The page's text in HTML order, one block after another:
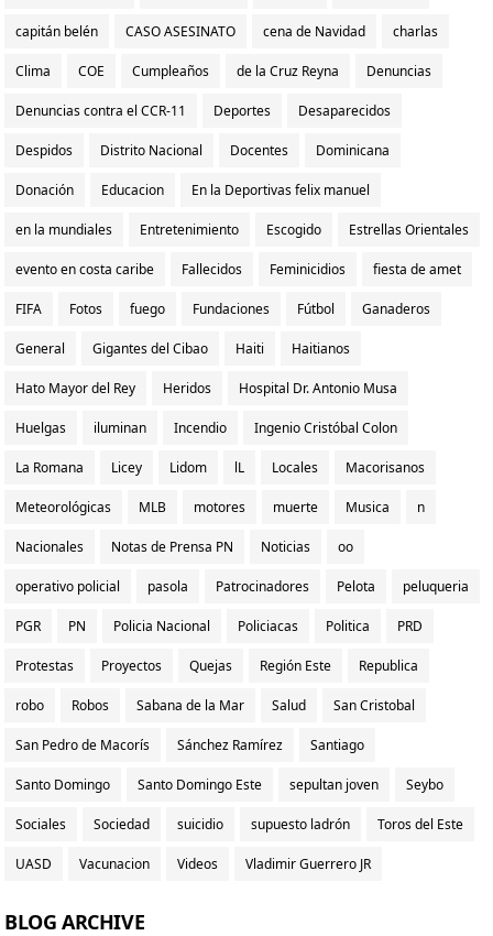
capitán belén CASO ASESINATO cena de Navidad charlas
Clima COE Cumpleaños de la Cruz Reyna Denuncias
Denuncias contra el CCR-11 Deportes Desaparecidos
Despidos Distrito Nacional Docentes Dominicana
Donación Educacion En la Deportivas felix manuel
en la mundiales Entretenimiento Escogido Estrellas Orientales
evento en costa caribe Fallecidos Feminicidios fiesta de amet
FIFA Fotos fuego Fundaciones Fútbol Ganaderos
General Gigantes del Cibao Haiti Haitianos
Hato Mayor del Rey Heridos Hospital Dr. Antonio Musa
Huelgas iluminan Incendio Ingenio Cristóbal Colon
La Romana Licey Lidom lL Locales Macorisanos
Meteorológicas MLB motores muerte Musica n
Nacionales Notas de Prensa PN Noticias oo
operativo policial pasola Patrocinadores Pelota peluqueria
PGR PN Policia Nacional Policiacas Politica PRD
Protestas Proyectos Quejas Región Este Republica
robo Robos Sabana de la Mar Salud San Cristobal
San Pedro de Macorís Sánchez Ramírez Santiago
Santo Domingo Santo Domingo Este sepultan joven Seybo
Sociales Sociedad suicidio supuesto ladrón Toros del Este
UASD Vacunacion Videos Vladimir Guerrero JR
BLOG ARCHIVE